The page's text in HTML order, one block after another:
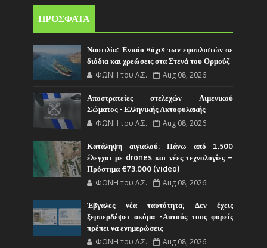
ΠΡΟΣΦΑΤΑ
Ναυτιλία: Ενιαίο «όχι» των εφοπλιστών σε
διόδια και χρεώσεις στα Στενά του Ορμούζ
ΦΩΝΗ του Λ.Σ. Aug 08, 2026
Αποστρατείες στελεχών Λιμενικού
Σώματος - Ελληνικής Ακτοφυλακής
ΦΩΝΗ του Λ.Σ. Aug 08, 2026
Κατάληψη αιγιαλού: Πάνω από 1.500
έλεγχοι με drones και νέες τεχνολογίες –
Πρόστιμα €73.000 (video)
ΦΩΝΗ του Λ.Σ. Aug 08, 2026
Έβγαλες νέα ταυτότητα; Δεν έχεις
ξεμπερδέψει ακόμα -Αυτούς τους φορείς
πρέπει να ενημερώσεις
ΦΩΝΗ του Λ.Σ. Aug 08, 2026